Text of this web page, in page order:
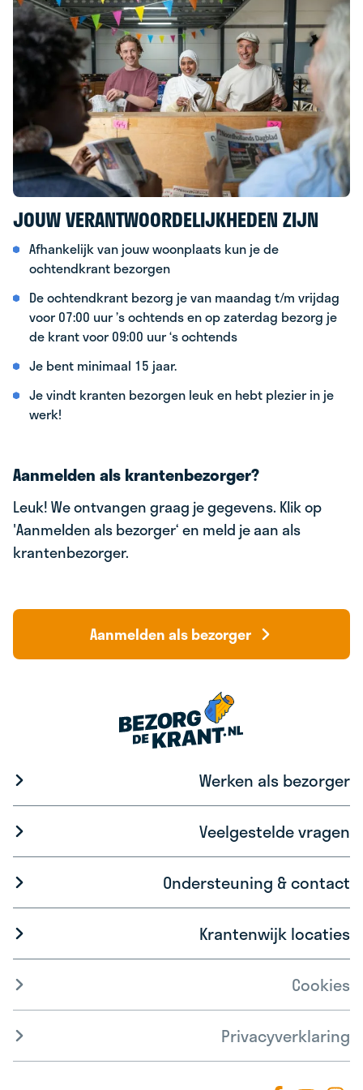
JOUW VERANTWOORDELIJKHEDEN ZIJN
Afhankelijk van jouw woonplaats kun je de
ochtendkrant bezorgen
De ochtendkrant bezorg je van maandag t/m vrijdag
voor 07:00 uur ’s ochtends en op zaterdag bezorg je
de krant voor 09:00 uur ‘s ochtends
Je bent minimaal 15 jaar.
Je vindt kranten bezorgen leuk en hebt plezier in je
werk!
Aanmelden als krantenbezorger?
Leuk! We ontvangen graag je gegevens. Klik op
'Aanmelden als bezorger‘ en meld je aan als
krantenbezorger.
Aanmelden als bezorger
Werken als bezorger
Veelgestelde vragen
Ondersteuning & contact
Krantenwijk locaties
Cookies
Privacyverklaring